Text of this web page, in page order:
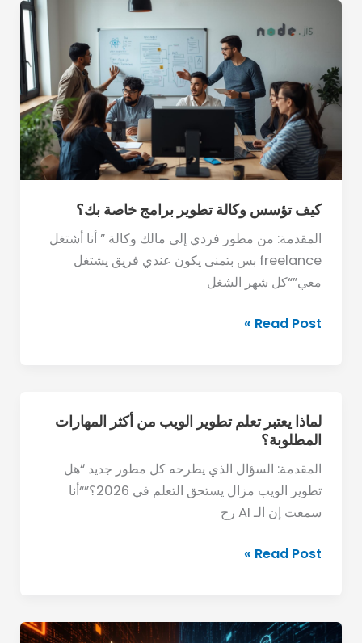
كيف تؤسس وكالة تطوير برامج خاصة بك؟
المقدمة: من مطور فردي إلى مالك وكالة ” أنا أشتغل
freelance بس بتمنى يكون عندي فريق يشتغل
معي”“كل شهر الشغل
تؤسس
تطوير
برامج
خاصة
بك؟
Read Post »
لماذا يعتبر تعلم تطوير الويب من أكثر المهارات
المطلوبة؟
المقدمة: السؤال الذي يطرحه كل مطور جديد “هل
تطوير الويب مزال يستحق التعلم في 2026؟”“أنا
سمعت إن الـ AI رح
لماذا
يعتبر
تعلم
تطوير
الويب
أكثر
Read Post »
تعلم